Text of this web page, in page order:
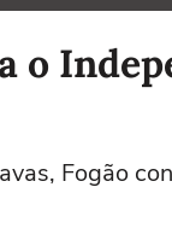
o
Fogão